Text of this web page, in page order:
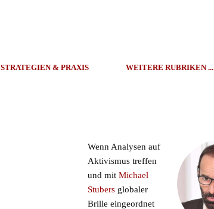
STRATEGIEN & PRAXIS WEITERE RUBRIKEN ...
Wenn Analysen auf
Aktivismus treffen
und mit Michael
Stubers globaler
Brille eingeordnet